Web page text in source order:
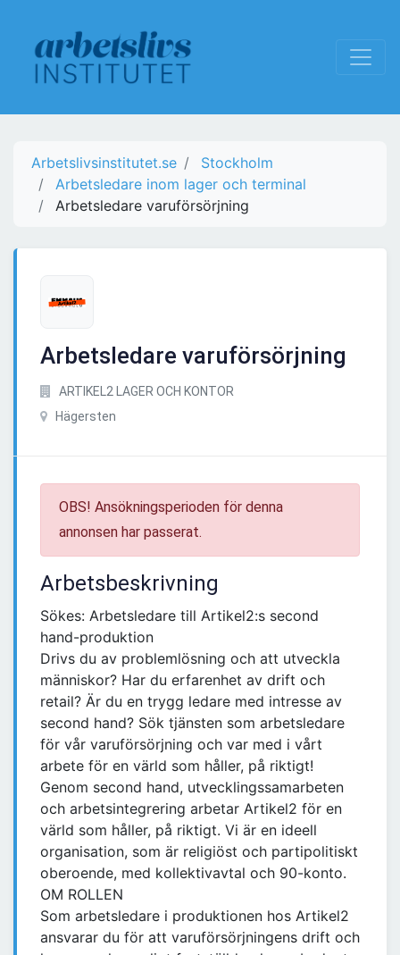
Arbetslivsinstitutet.se
Stockholm
Arbetsledare inom lager och terminal
Arbetsledare varuförsörjning
Arbetsledare varuförsörjning
ARTIKEL2 LAGER OCH KONTOR
Hägersten
OBS! Ansökningsperioden för denna
annonsen har passerat.
Arbetsbeskrivning
Sökes: Arbetsledare till Artikel2:s second
hand-produktion
Drivs du av problemlösning och att utveckla
människor? Har du erfarenhet av drift och
retail? Är du en trygg ledare med intresse av
second hand? Sök tjänsten som arbetsledare
för vår varuförsörjning och var med i vårt
arbete för en värld som håller, på riktigt!
Genom second hand, utvecklingssamarbeten
och arbetsintegrering arbetar Artikel2 för en
värld som håller, på riktigt. Vi är en ideell
organisation, som är religiöst och partipolitiskt
oberoende, med kollektivavtal och 90-konto.
OM ROLLEN
Som arbetsledare i produktionen hos Artikel2
ansvarar du för att varuförsörjningens drift och